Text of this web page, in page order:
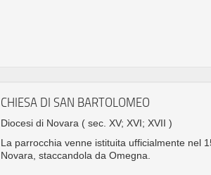
CHIESA DI SAN BARTOLOMEO
Diocesi di Novara ( sec. XV; XVI; XVII )
La parrocchia venne istituita ufficialmente nel
Novara, staccandola da Omegna.